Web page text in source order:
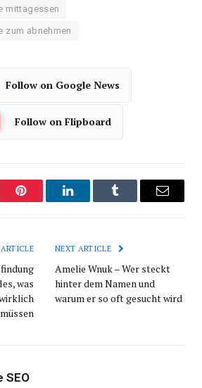
mittagessen
zum abnehmen
Follow on Google News
Follow on Flipboard
Pinterest LinkedInTumblr Email
was
NEXT ARTICLE
Amelie Wnuk – Wer steckt
hinter dem Namen und
warum er so oft gesucht wird
SEO